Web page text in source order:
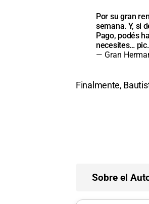
Por su gran
semana. Y, si
Pago, podés
necesites…
— Gran
Finalmente,
Sobre el